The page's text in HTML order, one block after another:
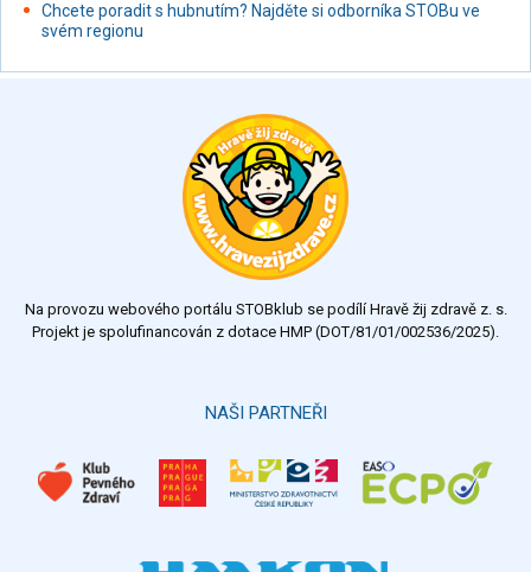
Chcete poradit s hubnutím? Najděte si odborníka STOBu ve
svém regionu
Na provozu webového portálu STOBklub se podílí Hravě žij zdravě z. s.
Projekt je spolufinancován z dotace HMP (DOT/81/01/002536/2025).
NAŠI PARTNEŘI